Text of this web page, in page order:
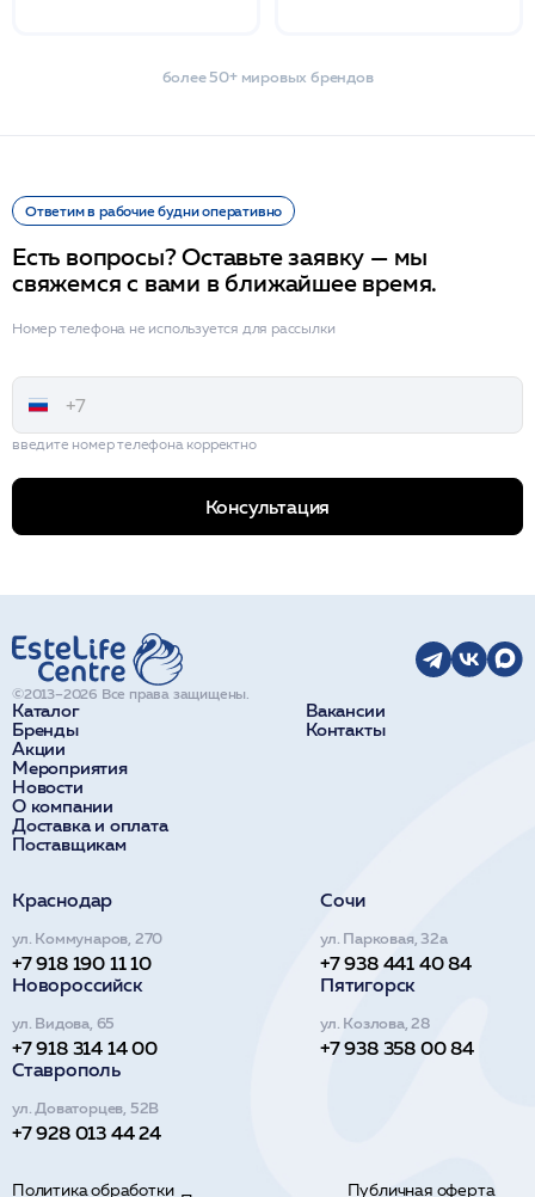
более 50+ мировых брендов
Ответим в рабочие будни оперативно
Есть вопросы? Оставьте заявку — мы
свяжемся с вами в ближайшее время.
Номер телефона не используется для рассылки
введите номер телефона корректно
Консультация
Каталог
Бренды
Акции
Мероприятия
Новости
О компании
Доставка и оплата
Поставщикам
Вакансии
Контакты
©2013–2026 Все права защищены.
Краснодар
ул. Коммунаров, 270
+7 918 190 11 10
Сочи
ул. Парковая, 32а
+7 938 441 40 84
Новороссийск
ул. Видова, 65
+7 918 314 14 00
Пятигорск
ул. Козлова, 28
+7 938 358 00 84
Ставрополь
ул. Доваторцев, 52В
+7 928 013 44 24
Политика обработки Публичная оферта